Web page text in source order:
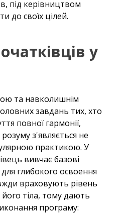
під керівництвом
до своїх цілей.
у
та навколишнім
завдань тих, хто
повної гармонії,
з'являється не
практикою. У
вивчає базові
для глибокого освоення
враховують рівень
тіла, тому дають
програму: